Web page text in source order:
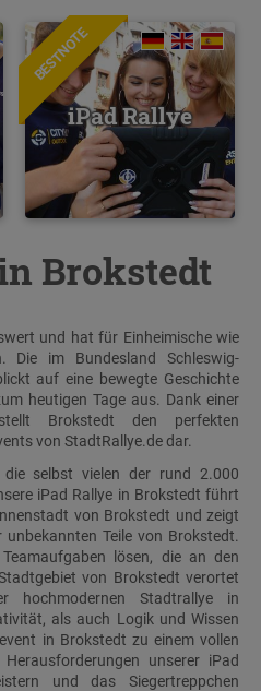
BESTNOTE
iPad Rallye
Brokstedt
und hat für Einheimische wie
Die im Bundesland Schleswig-
auf eine bewegte Geschichte
heutigen Tage aus. Dank einer
Brokstedt den perfekten
von StadtRallye.de dar.
selbst vielen der rund 2.000
iPad Rallye in Brokstedt führt
von Brokstedt und zeigt
Teile von Brokstedt.
lösen, die an den
von Brokstedt verortet
hochmodernen Stadtrallye in
als auch Logik und Wissen
in Brokstedt zu einem vollen
unserer iPad
und das Siegertreppchen